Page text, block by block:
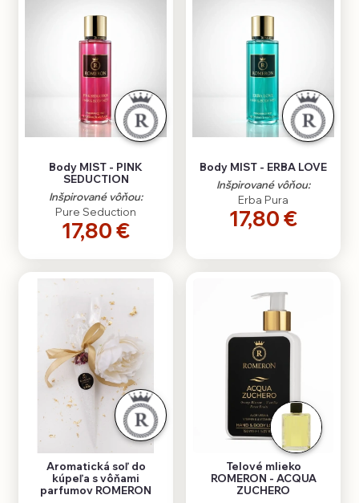
Body MIST - PINK
SEDUCTION
Inšpirované vôňou:
Pure Seduction
17,80 €
Body MIST - ERBA LOVE
Inšpirované vôňou:
Erba Pura
17,80 €
Aromatická soľ do
kúpeľa s vôňami
parfumov ROMERON
Telové mlieko
ROMERON - ACQUA
ZUCHERO